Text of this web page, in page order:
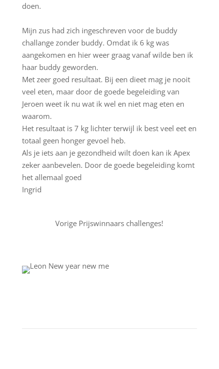
doen.
Mijn zus had zich ingeschreven voor de buddy
challange zonder buddy. Omdat ik 6 kg was
aangekomen en hier weer graag vanaf wilde ben ik
haar buddy geworden.
Met zeer goed resultaat. Bij een dieet mag je nooit
veel eten, maar door de goede begeleiding van
Jeroen weet ik nu wat ik wel en niet mag eten en
waarom.
Het resultaat is 7 kg lichter terwijl ik best veel eet en
totaal geen honger gevoel heb.
Als je iets aan je gezondheid wilt doen kan ik Apex
zeker aanbevelen. Door de goede begeleiding komt
het allemaal goed
Ingrid
Vorige Prijswinnaars challenges!